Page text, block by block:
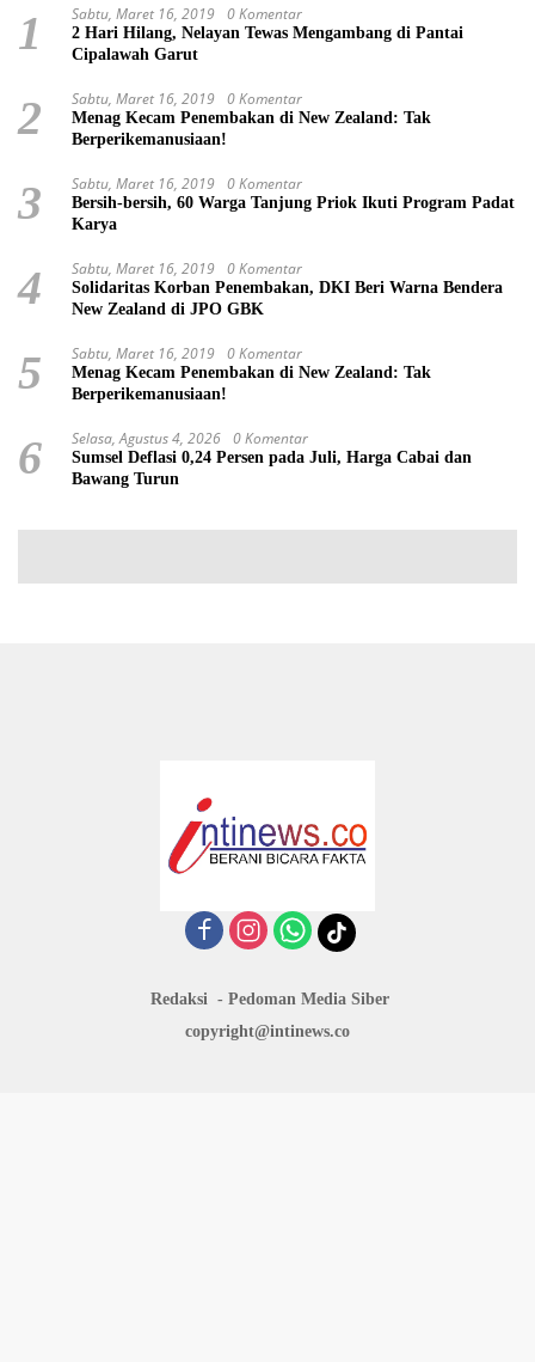
1 Sabtu, Maret 16, 2019 0 Komentar
2 Hari Hilang, Nelayan Tewas Mengambang di Pantai
Cipalawah Garut
2 Sabtu, Maret 16, 2019 0 Komentar
Menag Kecam Penembakan di New Zealand: Tak
Berperikemanusiaan!
3 Sabtu, Maret 16, 2019 0 Komentar
Bersih-bersih, 60 Warga Tanjung Priok Ikuti Program Padat
Karya
4 Sabtu, Maret 16, 2019 0 Komentar
Solidaritas Korban Penembakan, DKI Beri Warna Bendera
New Zealand di JPO GBK
5 Sabtu, Maret 16, 2019 0 Komentar
Menag Kecam Penembakan di New Zealand: Tak
Berperikemanusiaan!
6 Selasa, Agustus 4, 2026 0 Komentar
Sumsel Deflasi 0,24 Persen pada Juli, Harga Cabai dan
Bawang Turun
Redaksi
Pedoman Media Siber
copyright@intinews.co